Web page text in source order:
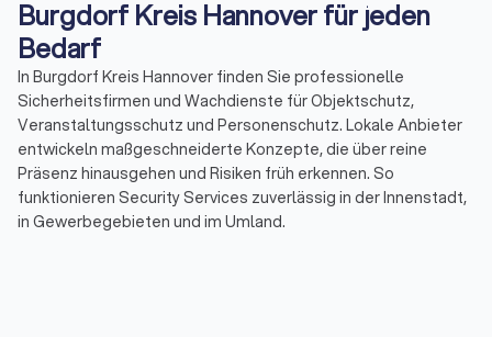
Burgdorf Kreis Hannover für jeden
Bedarf
In Burgdorf Kreis Hannover finden Sie professionelle
Sicherheitsfirmen und Wachdienste für Objektschutz,
Veranstaltungsschutz und Personenschutz. Lokale Anbieter
entwickeln maßgeschneiderte Konzepte, die über reine
Präsenz hinausgehen und Risiken früh erkennen. So
funktionieren Security Services zuverlässig in der Innenstadt,
in Gewerbegebieten und im Umland.